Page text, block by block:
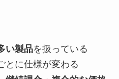
い製品を扱っている
とに仕様が変わる